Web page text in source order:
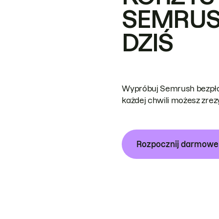
DZIŚ
Wypróbuj Semrush
każdej chwili możesz
Rozpocznij